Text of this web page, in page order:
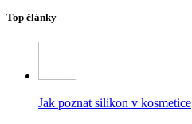
Top články
Jak poznat silikon v kosmetice